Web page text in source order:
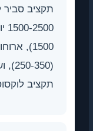
תקציב לוקסוס: 3000-